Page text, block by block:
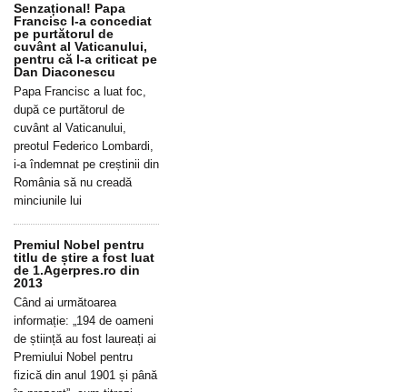
Senzațional! Papa
Francisc l-a concediat
pe purtătorul de
cuvânt al Vaticanului,
pentru că l-a criticat pe
Dan Diaconescu
Papa Francisc a luat foc,
după ce purtătorul de
cuvânt al Vaticanului,
preotul Federico Lombardi,
i-a îndemnat pe creștinii din
România să nu creadă
minciunile lui
Premiul Nobel pentru
titlu de știre a fost luat
de 1.Agerpres.ro din
2013
Când ai următoarea
informație: „194 de oameni
de știință au fost laureați ai
Premiului Nobel pentru
fizică din anul 1901 și până